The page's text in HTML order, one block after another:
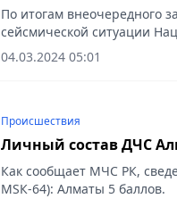
По итогам внеочередного
сейсмической ситуации
сейсмологических
ближайшие дни на
04.03.2024 05:01
Происшествия
Личный состав ДЧС
Как сообщает МЧС РК,
МSК-64): Алматы 5 баллов.